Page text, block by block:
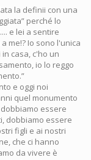
la definii con una
perché lo
e lei a sentire
me!? Io sono l'unica
casa, c'ho un
io lo reggo
e oggi noi
quel monumento
essere
dobbiamo essere
figli e ai nostri
che ci hanno
da vivere è